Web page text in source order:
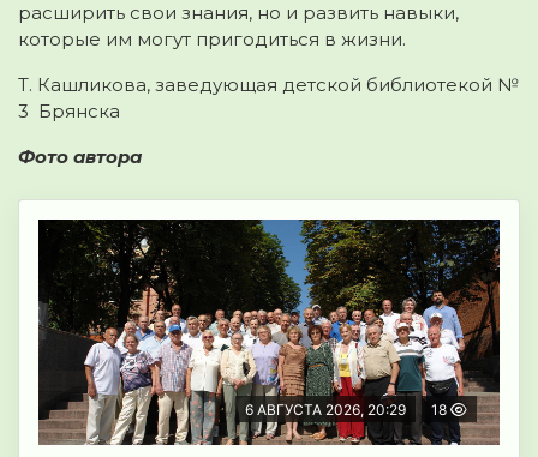
расширить свои знания, но и развить навыки,
которые им могут пригодиться в жизни.
Т. Кашликова, заведующая детской библиотекой №
3 Брянска
Фото автора
6 АВГУСТА 2026, 20:29 18